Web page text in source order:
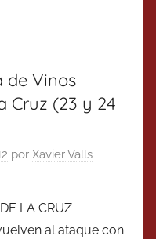
de Vinos
Cruz (23 y 24
por Xavier Valls
LA CRUZ
al ataque con